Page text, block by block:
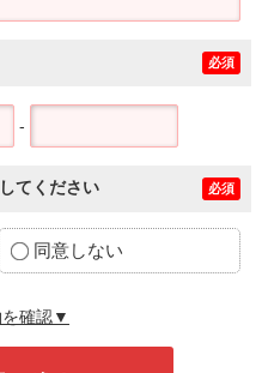
必須
-
てください 必須
同意しない
確認▼